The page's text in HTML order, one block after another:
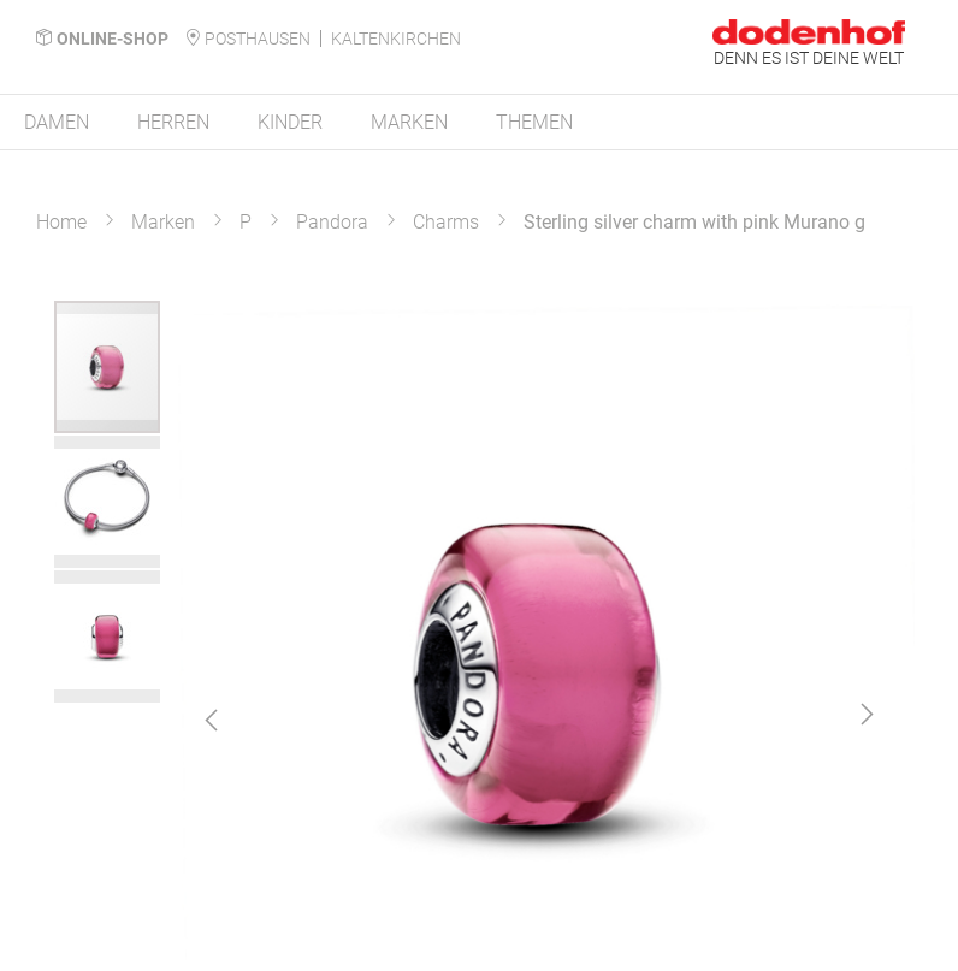
ONLINE-SHOP POSTHAUSEN
KALTENKIRCHEN
DENN ES IST DEINE WELT
DAMEN HERREN KINDER MARKEN THEMEN
Home Marken P Pandora Charms Sterling silver charm with pink Murano g
Zum
Bildergalerie